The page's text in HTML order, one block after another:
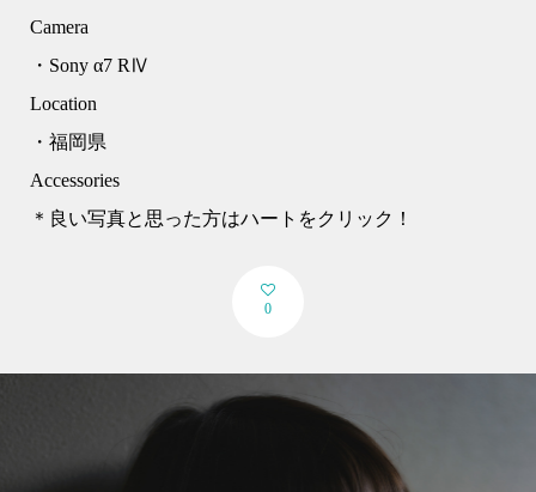
Camera
・Sony α7 RⅣ
Location
・福岡県
Accessories
＊良い写真と思った方はハートをクリック！
0